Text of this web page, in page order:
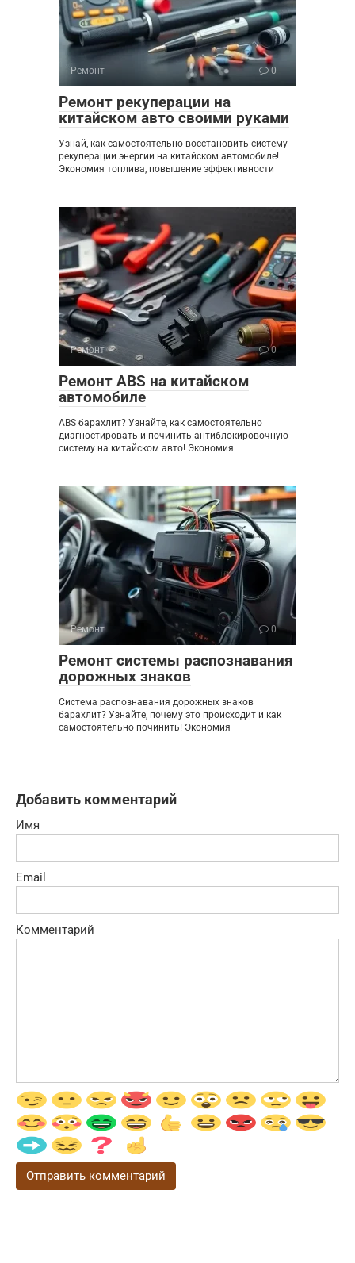
Ремонт 0
Ремонт рекуперации на
китайском авто своими руками
Узнай, как самостоятельно восстановить систему
рекуперации энергии на китайском автомобиле!
Экономия топлива, повышение эффективности
Ремонт 0
Ремонт ABS на китайском
автомобиле
ABS барахлит? Узнайте, как самостоятельно
диагностировать и починить антиблокировочную
систему на китайском авто! Экономия
Ремонт 0
Ремонт системы распознавания
дорожных знаков
Система распознавания дорожных знаков
барахлит? Узнайте, почему это происходит и как
самостоятельно починить! Экономия
Добавить комментарий
Имя
Email
Комментарий